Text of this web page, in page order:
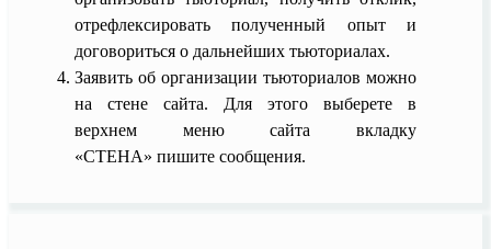
отрефлексировать полученный опыт и
договориться о дальнейших тьюториалах.
Заявить об организации тьюториалов можно
на стене сайта. Для этого выберете в
верхнем меню сайта вкладку
«СТЕНА» пишите сообщения.